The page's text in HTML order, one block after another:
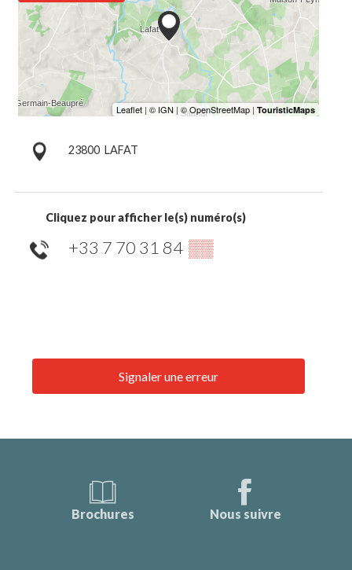
23800 LAFAT
Cliquez pour afficher le(s) numéro(s)
+33 7 70 31 84 ▒▒
Signaler une erreur
Brochures Nous suivre